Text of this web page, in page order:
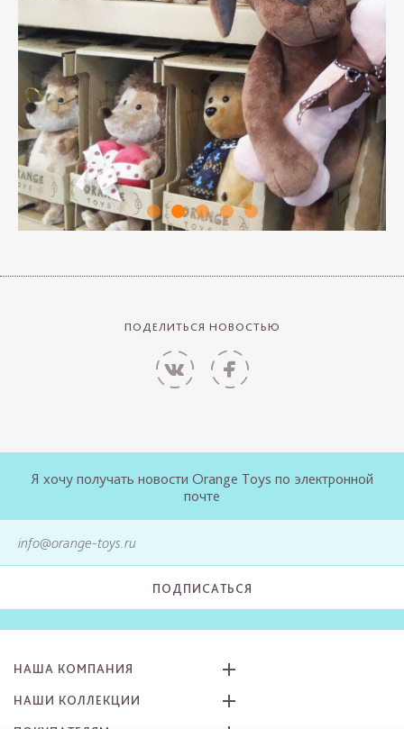
ПОДЕЛИТЬСЯ НОВОСТЬЮ
Я хочу получать новости Orange Toys по электронной
почте
ПОДПИСАТЬСЯ
НАША КОМПАНИЯ
НАШИ КОЛЛЕКЦИИ